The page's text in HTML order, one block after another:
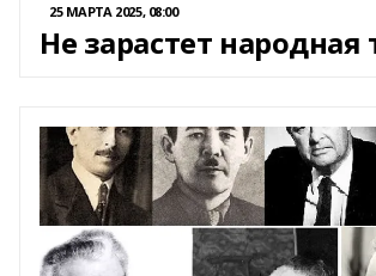
25 МАРТА 2025, 08:00
Не зарастет народная